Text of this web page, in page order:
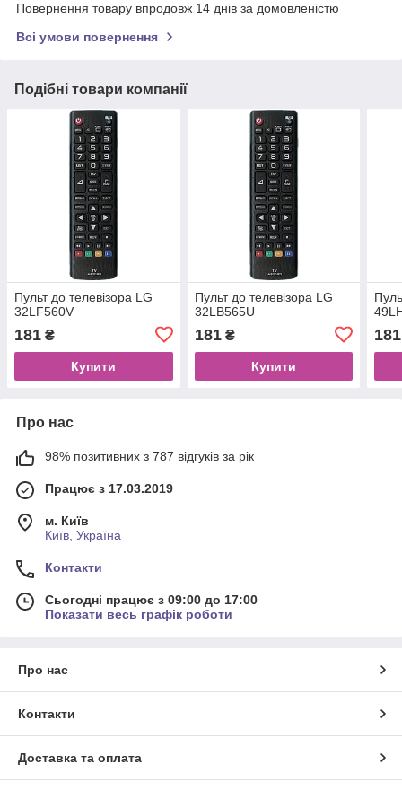
Повернення товару впродовж 14 днів за домовленістю
Всі умови повернення
Подібні товари компанії
Пульт до телевізора LG
32LF560V
181 ₴
Купити
Пульт до телевізора LG
32LB565U
181₴
Купити
181
Про нас
98% позитивних з 787 відгуків за рік
Працює з 17.03.2019
м. Київ
Київ, Україна
Контакти
Сьогодні працює з 09:00 до 17:00
Показати весь графік роботи
Про нас
Контакти
Доставка та оплата